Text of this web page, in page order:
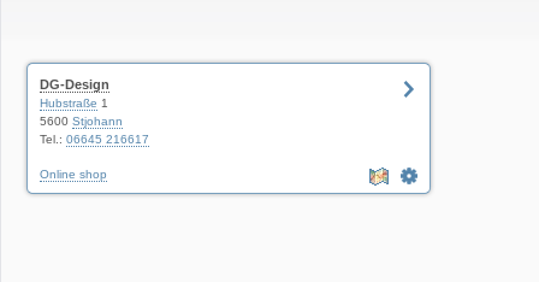
DG-Design
Hubstraße 1
5600 Stjohann
Tel.: 06645 216617
Online shop